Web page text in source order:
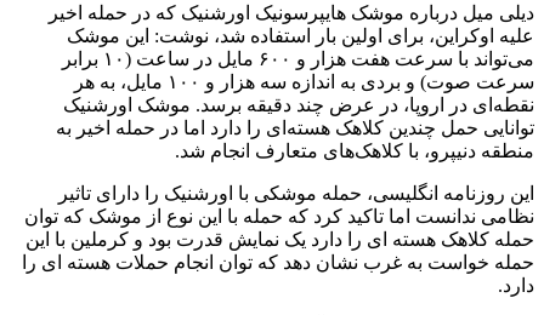
دیلی میل درباره موشک هایپرسونیک اورشنیک که در حمله اخیر
علیه اوکراین، برای اولین بار استفاده شد، نوشت: این موشک
می‌تواند با سرعت هفت هزار و ۶۰۰ مایل در ساعت (۱۰ برابر
سرعت صوت) و بردی به اندازه سه هزار و ۱۰۰ مایل، به هر
نقطه‌ای در اروپا، در عرض چند دقیقه برسد. موشک اورشنیک
توانایی حمل چندین کلاهک هسته‌ای را دارد اما در حمله اخیر به
منطقه دنیپرو، با کلاهک‌های متعارف انجام شد.
این روزنامه انگلیسی، حمله موشکی با اورشنیک را دارای تاثیر
نظامی ندانست اما تاکید کرد که حمله با این نوع از موشک که توان
حمله کلاهک هسته ای را دارد یک نمایش قدرت بود و کرملین با این
حمله خواست به غرب نشان دهد که توان انجام حملات هسته ای را
دارد.